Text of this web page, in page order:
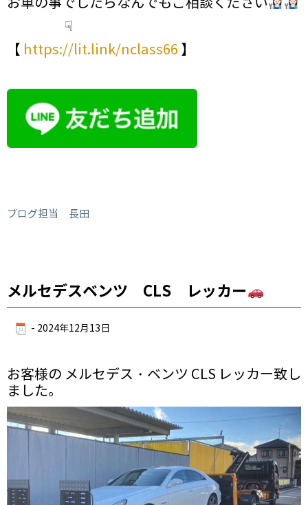
☟
【 https://lit.link/nclass66 】
ブログ担当 長田
メルセデスベンツ CLS レッカー
- 2024年12月13日
お客様の メルセデス・ベンツ CLS レッカー致し
ました。